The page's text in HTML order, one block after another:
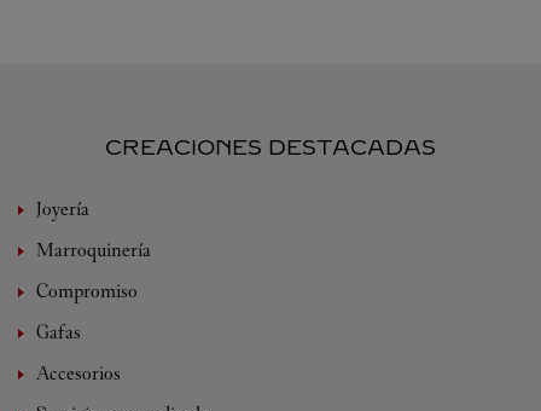
CREACIONES DESTACADAS
Joyería
Marroquinería
Compromiso
Gafas
Accesorios